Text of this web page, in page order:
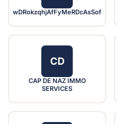
wDRokzqhjAfFyMeRDcAsSof
CD
CAP DE NAZ IMMO
SERVICES